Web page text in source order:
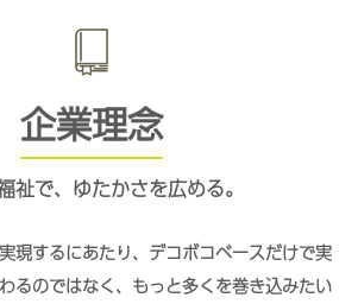
企業理念
祉で、ゆたかさを広める。
現するにあたり、デコボコベースだけで実
るのではなく、もっと多くを巻き込みたい